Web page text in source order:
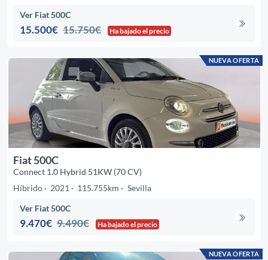
Ver Fiat 500C
15.500€ 15.750€ Ha bajado el precio
NUEVA OFERTA
Fiat 500C
Connect 1.0 Hybrid 51KW (70 CV)
Híbrido
2021 115.755km Sevilla
Ver Fiat 500C
9.470€ 9.490€ Ha bajado el precio
NUEVA OFERTA